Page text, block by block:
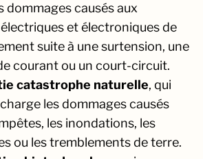
dommages causés aux
et électroniques de
suite à une surtension, une
courant ou un court-circuit.
catastrophe naturelle, qui
les dommages causés
les inondations, les
ou les tremblements de terre.